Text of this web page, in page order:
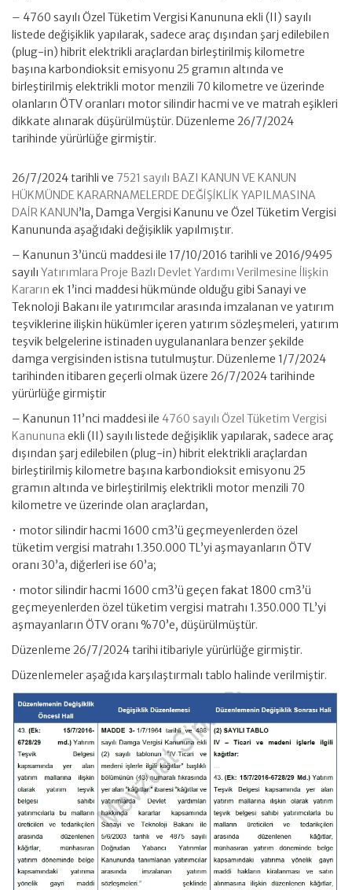
– 4760 sayılı Özel Tüketim Vergisi Kanununa ekli (II) sayılı
listede değişiklik yapılarak, sadece araç dışından şarj edilebilen
(plug-in) hibrit elektrikli araçlardan birleştirilmiş kilometre
başına karbondioksit emisyonu 25 gramın altında ve
birleştirilmiş elektrikli motor menzili 70 kilometre ve üzerinde
olanların ÖTV oranları motor silindir hacmi ve ve matrah eşikleri
dikkate alınarak düşürülmüştür. Düzenleme 26/7/2024
tarihinde yürürlüğe girmiştir.
26/7/2024 tarihli ve 7521 sayılı BAZI KANUN VE KANUN
HÜKMÜNDE KARARNAMELERDE DEĞİŞİKLİK YAPILMASINA
DAİR KANUN’la, Damga Vergisi Kanunu ve Özel Tüketim Vergisi
Kanununda aşağıdaki değişiklik yapılmıştır.
– Kanunun 3’üncü maddesi ile 17/10/2016 tarihli ve 2016/9495
sayılı Yatırımlara Proje Bazlı Devlet Yardımı Verilmesine İlişkin
Kararın ek 1’inci maddesi hükmünde olduğu gibi Sanayi ve
Teknoloji Bakanı ile yatırımcılar arasında imzalanan ve yatırım
teşviklerine ilişkin hükümler içeren yatırım sözleşmeleri, yatırım
teşvik belgelerine istinaden uygulananlara benzer şekilde
damga vergisinden istisna tutulmuştur. Düzenleme 1/7/2024
tarihinden itibaren geçerli olmak üzere 26/7/2024 tarihinde
yürürlüğe girmiştir
– Kanunun 11’nci maddesi ile 4760 sayılı Özel Tüketim Vergisi
Kanununa ekli (II) sayılı listede değişiklik yapılarak, sadece araç
dışından şarj edilebilen (plug-in) hibrit elektrikli araçlardan
birleştirilmiş kilometre başına karbondioksit emisyonu 25
gramın altında ve birleştirilmiş elektrikli motor menzili 70
kilometre ve üzerinde olan araçlardan,
• motor silindir hacmi 1600 cm3’ü geçmeyenlerden özel
tüketim vergisi matrahı 1.350.000 TL’yi aşmayanların ÖTV
oranı 30’a, diğerleri ise 60’a;
• motor silindir hacmi 1600 cm3’ü geçen fakat 1800 cm3’ü
geçmeyenlerden özel tüketim vergisi matrahı 1.350.000 TL’yi
aşmayanların ÖTV oranı %70’e, düşürülmüştür.
Düzenleme 26/7/2024 tarihi itibariyle yürürlüğe girmiştir.
Düzenlemeler aşağıda karşılaştırmalı tablo halinde verilmiştir.